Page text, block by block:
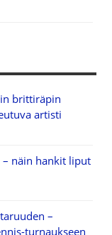
brittiräpin
artisti
– näin hankit liput
–
turnaukseen